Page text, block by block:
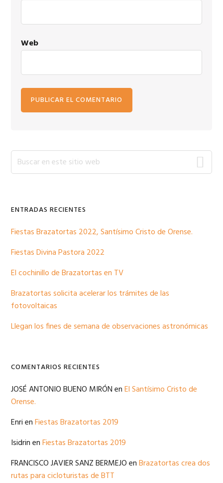
Web
Barra
lateral
primaria
Buscar
en
web
ENTRADAS RECIENTES
Fiestas Brazatortas 2022, Santísimo Cristo de Orense.
Fiestas Divina Pastora 2022
El cochinillo de Brazatortas en TV
Brazatortas solicita acelerar los trámites de las
fotovoltaicas
Llegan los fines de semana de observaciones astronómicas
COMENTARIOS RECIENTES
JOSÉ ANTONIO BUENO MIRÓNenEl Santísimo Cristo de
Orense.
EnrienFiestas Brazatortas 2019
IsidrinenFiestas Brazatortas 2019
FRANCISCO JAVIER SANZ BERMEJOenBrazatortas crea dos
rutas para cicloturistas de BTT